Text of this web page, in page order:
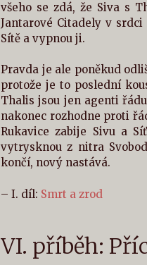
všeho se zdá, že Siva s
Jantarové Citadely v
Sítě a vypnou ji.
Pravda je ale poněkud
protože je to poslední
Thalis jsou jen agenti
nakonec rozhodne proti
Rukavice zabije Sivu a
vytrysknou z nitra
končí, nový nastává.
– I. díl: Smrt a zrod
VI. příběh: